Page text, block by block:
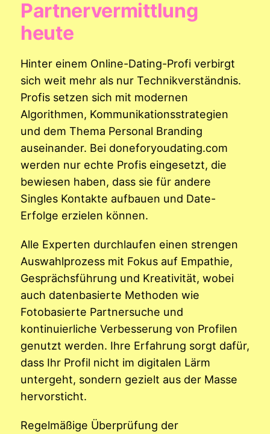
Partnervermittlung
heute
Hinter einem Online-Dating-Profi verbirgt
sich weit mehr als nur Technikverständnis.
Profis setzen sich mit modernen
Algorithmen, Kommunikationsstrategien
und dem Thema Personal Branding
auseinander. Bei doneforyoudating.com
werden nur echte Profis eingesetzt, die
bewiesen haben, dass sie für andere
Singles Kontakte aufbauen und Date-
Erfolge erzielen können.
Alle Experten durchlaufen einen strengen
Auswahlprozess mit Fokus auf Empathie,
Gesprächsführung und Kreativität, wobei
auch datenbasierte Methoden wie
Fotobasierte Partnersuche und
kontinuierliche Verbesserung von Profilen
genutzt werden. Ihre Erfahrung sorgt dafür,
dass Ihr Profil nicht im digitalen Lärm
untergeht, sondern gezielt aus der Masse
hervorsticht.
Regelmäßige Überprüfung der